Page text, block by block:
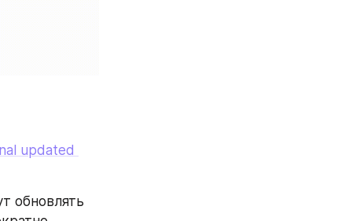
updated
обновлять